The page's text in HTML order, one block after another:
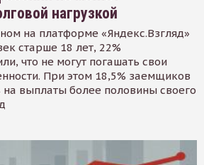
нагрузкой
на платформе «Яндекс.Взгляд»
старше 18 лет, 22%
что не могут погашать свои
При этом 18,5% заемщиков
выплаты более половины своего